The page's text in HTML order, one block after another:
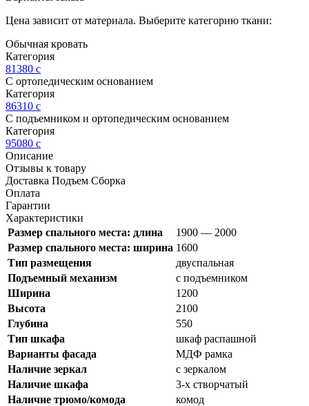
Цена зависит от материала. Выберите категорию ткани:
Обычная кровать
Категория
81380 c
С ортопедическим основанием
Категория
86310 c
С подъемником и ортопедическим основанием
Категория
95080 c
Описание
Отзывы к товару
Доставка Подъем Сборка
Оплата
Гарантии
Характеристики
Размер спального места: длина
1900 — 2000
Размер спального места: ширина 1600
Тип размещения
двуспальная
Подъемный механизм
с подъемником
Ширина
1200
Высота
2100
Глубина
550
Тип шкафа
шкаф распашной
Варианты фасада
МДФ рамка
Наличие зеркал
с зеркалом
Наличие шкафа
3-х створчатый
Наличие трюмо/комода
комод